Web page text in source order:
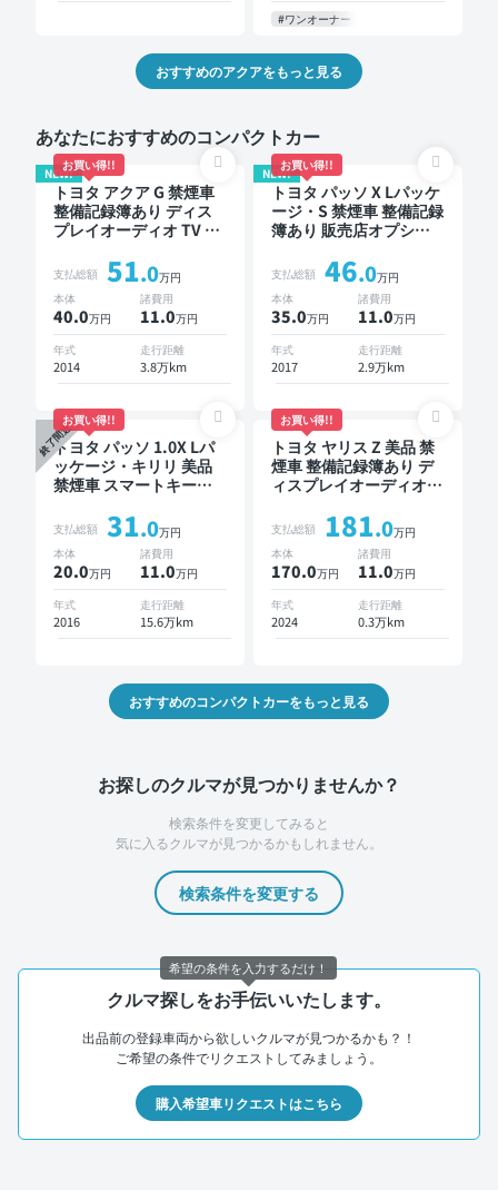
#ワンオーナー
おすすめのアクアをもっと見る
あなたにおすすめのコンパクトカー
NEW!
お買い得!!
トヨタ アクア G 禁煙車
整備記録簿あり ディス
プレイオーディオ TV ス
モニター
支払総額 51.0万円
本体
40.0万円
諸費用
11.0万円
年式
2014
走行距離
3.8万km
NEW!
お買い得!!
トヨタ パッソ X Lパッケ
ージ・S 禁煙車 整備記録
簿あり 販売店オプショ
ETC バックモニター ド
ライブレコーダー 衝突
軽減
支払総額 46.0万円
本体
35.0万円
諸費用
11.0万円
年式
2017
走行距離
2.9万km
終了間近
お買い得!!
トヨタ パッソ 1.0X Lパ
ッケージ・キリリ 美品
禁煙車 スマートキー
支払総額 31.0万円
本体
20.0万円
諸費用
11.0万円
年式
2016
走行距離
15.6万km
お買い得!!
トヨタ ヤリス Z 美品 禁
煙車 整備記録簿あり デ
ィスプレイオーディオ
モニター オートクルー
ズ スマートキー ETC バ
ックモニター 全方位カ
メラ ドライブレコーダ
ー 衝突軽減
支払総額 181.0万円
本体
170.0万円
諸費用
11.0万円
年式
2024
走行距離
0.3万km
おすすめのコンパクトカーをもっと見る
お探しのクルマが見つかりませんか？
検索条件を変更してみると
気に入るクルマが見つかるかもしれません。
検索条件を変更する
クルマ探しをお手伝いいたします。
出品前の登録車両から欲しいクルマが見つかるかも？！
ご希望の条件でリクエストしてみましょう。
購入希望車リクエストはこちら
希望の条件を入力するだけ！